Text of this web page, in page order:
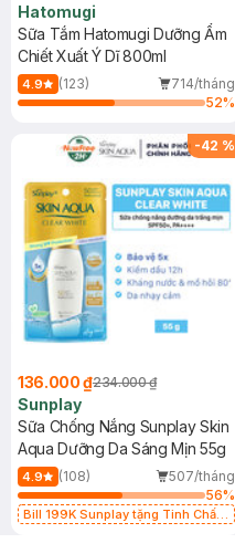
Hatomugi
Sữa Tắm Hatomugi Dưỡng Ẩm
Chiết Xuất Ý Dĩ 800ml
4.9 (123)
714/tháng
52%
-42 %
136.000 ₫234.000 ₫
Sunplay
Sữa Chống Nắng Sunplay Skin
Aqua Dưỡng Da Sáng Mịn 55g
4.9 (108)
507/tháng
56%
Bill 199K Sunplay tặng Tinh Chất